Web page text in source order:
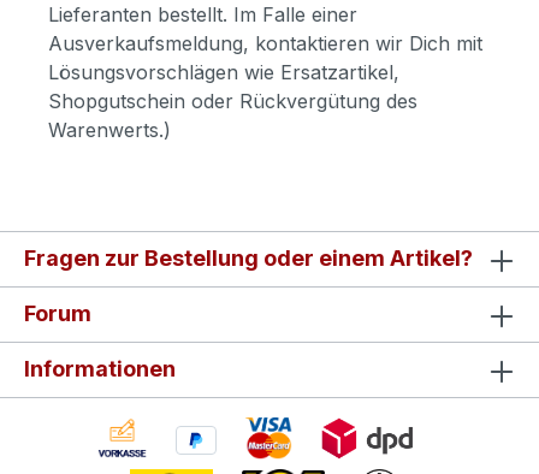
Lieferanten bestellt. Im Falle einer
Ausverkaufsmeldung, kontaktieren wir Dich mit
Lösungsvorschlägen wie Ersatzartikel,
Shopgutschein oder Rückvergütung des
Warenwerts.)
Fragen zur Bestellung oder einem Artikel?
Forum
Informationen